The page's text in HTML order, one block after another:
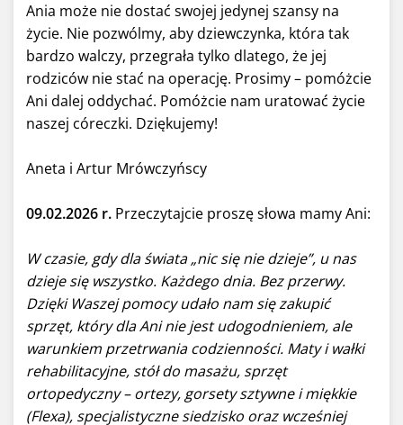
Ania może nie dostać swojej jedynej szansy na
życie. Nie pozwólmy, aby dziewczynka, która tak
bardzo walczy, przegrała tylko dlatego, że jej
rodziców nie stać na operację. Prosimy – pomóżcie
Ani dalej oddychać. Pomóżcie nam uratować życie
naszej córeczki. Dziękujemy!
Aneta i Artur Mrówczyńscy
09.02.2026 r. Przeczytajcie proszę słowa mamy Ani:
W czasie, gdy dla świata „nic się nie dzieje”, u nas
dzieje się wszystko. Każdego dnia. Bez przerwy.
Dzięki Waszej pomocy udało nam się zakupić
sprzęt, który dla Ani nie jest udogodnieniem, ale
warunkiem przetrwania codzienności. Maty i wałki
rehabilitacyjne, stół do masażu, sprzęt
ortopedyczny – ortezy, gorsety sztywne i miękkie
(Flexa), specjalistyczne siedzisko oraz wcześniej